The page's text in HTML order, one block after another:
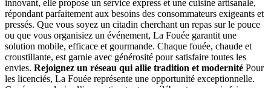
innovant, elle propose un service express et une cuisine artisanale,
répondant parfaitement aux besoins des consommateurs exigeants et
pressés. Que vous soyez un citadin cherchant un repas sur le pouce
ou que vous organisiez un événement, La Fouée garantit une
solution mobile, efficace et gourmande. Chaque fouée, chaude et
croustillante, est garnie avec générosité pour satisfaire toutes les
envies. Rejoignez un réseau qui allie tradition et modernité Pour
les licenciés, La Fouée représente une opportunité exceptionnelle.